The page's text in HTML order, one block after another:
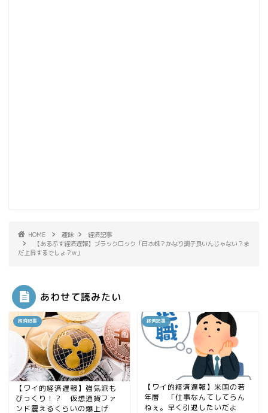
HOME 趣味
経済記事
【あるぷす経済遅報】ブラックロック「日本株？かなり調子良いんじゃない？ま
だ上昇するでしょ？w」
あわせて読みたい
経済記事
【ワイ的経済遅報】強気派も
びっくり！？ 仮想通貨ファ
ンド震えるくらいの爆上げ
経済記事
【ワイ的経済遅報】米国の若
年層 「仕事なんてしてらん
ねぇ。早く引退したいだよ